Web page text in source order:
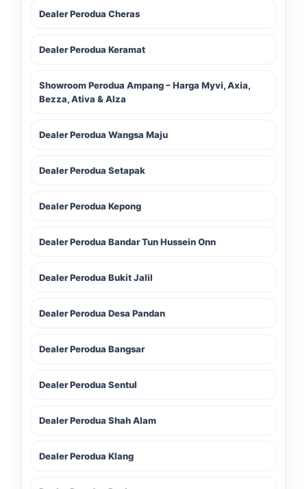
Dealer Perodua Cheras
Dealer Perodua Keramat
Showroom Perodua Ampang – Harga Myvi, Axia,
Bezza, Ativa & Alza
Dealer Perodua Wangsa Maju
Dealer Perodua Setapak
Dealer Perodua Kepong
Dealer Perodua Bandar Tun Hussein Onn
Dealer Perodua Bukit Jalil
Dealer Perodua Desa Pandan
Dealer Perodua Bangsar
Dealer Perodua Sentul
Dealer Perodua Shah Alam
Dealer Perodua Klang